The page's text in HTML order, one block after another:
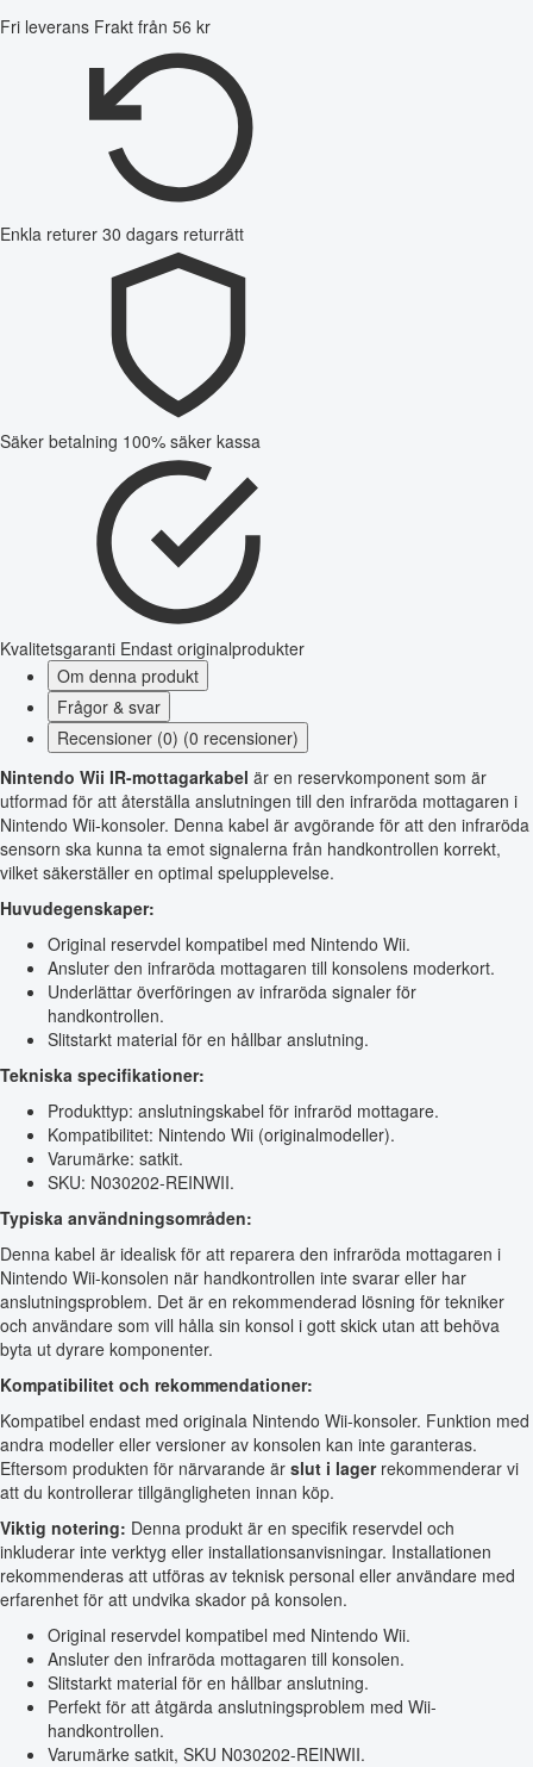
Fri leverans Frakt från 56 kr
Enkla returer 30 dagars returrätt
Säker betalning 100% säker kassa
Kvalitetsgaranti Endast originalprodukter
Om denna produkt
Frågor & svar
Recensioner (0) (0 recensioner)
Nintendo Wii IR-mottagarkabel är en reservkomponent som är
utformad för att återställa anslutningen till den infraröda mottagaren i
Nintendo Wii-konsoler. Denna kabel är avgörande för att den infraröda
sensorn ska kunna ta emot signalerna från handkontrollen korrekt,
vilket säkerställer en optimal spelupplevelse.
Huvudegenskaper:
Original reservdel kompatibel med Nintendo Wii.
Ansluter den infraröda mottagaren till konsolens moderkort.
Underlättar överföringen av infraröda signaler för
handkontrollen.
Slitstarkt material för en hållbar anslutning.
Tekniska specifikationer:
Produkttyp: anslutningskabel för infraröd mottagare.
Kompatibilitet: Nintendo Wii (originalmodeller).
Varumärke: satkit.
SKU: N030202-REINWII.
Typiska användningsområden:
Denna kabel är idealisk för att reparera den infraröda mottagaren i
Nintendo Wii-konsolen när handkontrollen inte svarar eller har
anslutningsproblem. Det är en rekommenderad lösning för tekniker
och användare som vill hålla sin konsol i gott skick utan att behöva
byta ut dyrare komponenter.
Kompatibilitet och rekommendationer:
Kompatibel endast med originala Nintendo Wii-konsoler. Funktion med
andra modeller eller versioner av konsolen kan inte garanteras.
Eftersom produkten för närvarande är slut i lagerrekommenderar vi
att du kontrollerar tillgängligheten innan köp.
Viktig notering: Denna produkt är en specifik reservdel och
inkluderar inte verktyg eller installationsanvisningar. Installationen
rekommenderas att utföras av teknisk personal eller användare med
erfarenhet för att undvika skador på konsolen.
Original reservdel kompatibel med Nintendo Wii.
Ansluter den infraröda mottagaren till konsolen.
Slitstarkt material för en hållbar anslutning.
Perfekt för att åtgärda anslutningsproblem med Wii-
handkontrollen.
Varumärke satkit, SKU N030202-REINWII.